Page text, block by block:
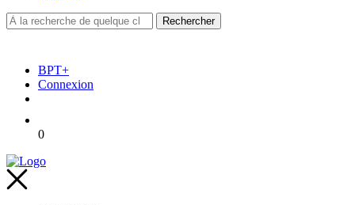
BPT+
Connexion
0